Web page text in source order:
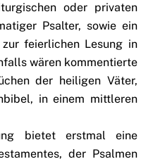
oder privaten
Psalter, sowie ein
feierlichen Lesung in
wären kommentierte
der heiligen Väter,
in einem mittleren
bietet erstmal eine
der Psalmen